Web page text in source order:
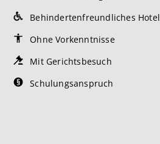
Behindertenfreundliches Hotel
Ohne Vorkenntnisse
Mit Gerichtsbesuch
Schulungsanspruch